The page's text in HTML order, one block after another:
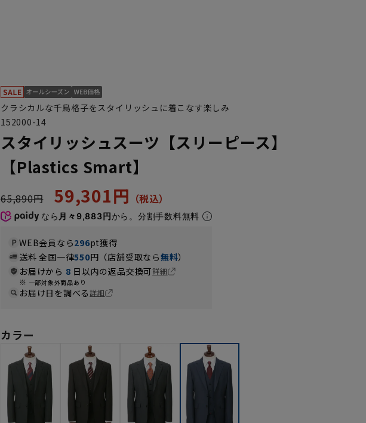
K6 K7 K8 K9 K10
クラシカルな千鳥格子をスタイリッシュに着こなす楽しみ
152000-14
スタイリッシュスーツ【スリーピース】
【Plastics Smart】
65,890円 59,301円
なら 月々9,883円から。分割手数料無料
WEB会員なら296pt獲得
送料 全国一律550円（店舗受取なら無料）
お届けから 8 日以内の返品交換可詳細
一部対象外商品あり
お届け日を調べる詳細
カラー